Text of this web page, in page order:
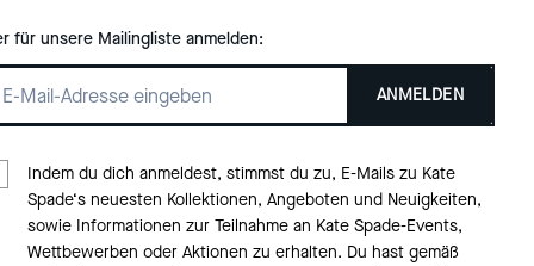
für unsere Mailingliste anmelden:
ANMELDEN
Indem du dich anmeldest, stimmst du zu, E-Mails zu Kate
Spade‘s neuesten Kollektionen, Angeboten und Neuigkeiten,
sowie Informationen zur Teilnahme an Kate Spade-Events,
Wettbewerben oder Aktionen zu erhalten. Du hast gemäß